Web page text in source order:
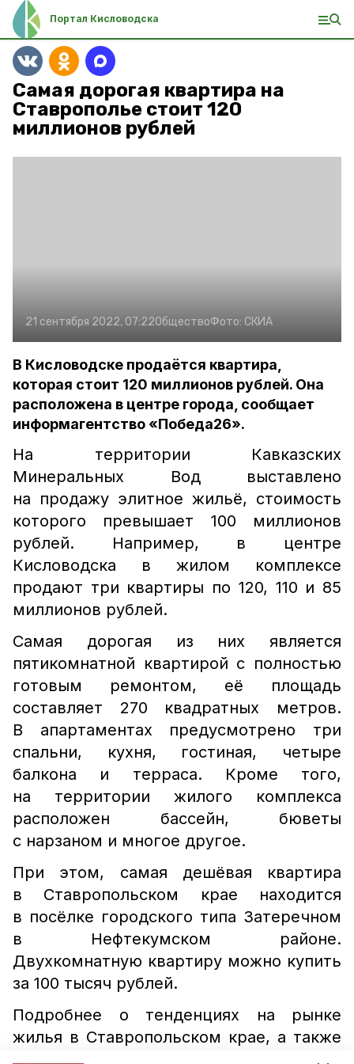
Портал Кисловодска
Самая дорогая квартира на
Ставрополье стоит 120
миллионов рублей
21 сентября 2022, 07:22ОбществоФото: СКИА
В Кисловодске продаётся квартира,
которая стоит 120 миллионов рублей. Она
расположена в центре города, сообщает
информагентство «Победа26».
На территории Кавказских
Минеральных Вод выставлено
на продажу элитное жильё, стоимость
которого превышает 100 миллионов
рублей. Например, в центре
Кисловодска в жилом комплексе
продают три квартиры по 120, 110 и 85
миллионов рублей.
Самая дорогая из них является
пятикомнатной квартирой с полностью
готовым ремонтом, её площадь
составляет 270 квадратных метров.
В апартаментах предусмотрено три
спальни, кухня, гостиная, четыре
балкона и терраса. Кроме того,
на территории жилого комплекса
расположен бассейн, бюветы
с нарзаном и многое другое.
При этом, самая дешёвая квартира
в Ставропольском крае находится
в посёлке городского типа Затеречном
в Нефтекумском районе.
Двухкомнатную квартиру можно купить
за 100 тысяч рублей.
Подробнее о тенденциях на рынке
жилья в Ставропольском крае, а также
плюсах покупки самой дорогой и самой